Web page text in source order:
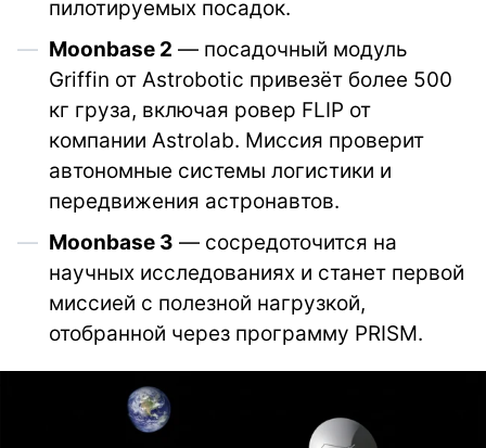
пилотируемых посадок.
Moonbase 2 — посадочный модуль
Griffin от Astrobotic привезёт более 500
кг груза, включая ровер FLIP от
компании Astrolab. Миссия проверит
автономные системы логистики и
передвижения астронавтов.
Moonbase 3 — сосредоточится на
научных исследованиях и станет первой
миссией с полезной нагрузкой,
отобранной через программу PRISM.